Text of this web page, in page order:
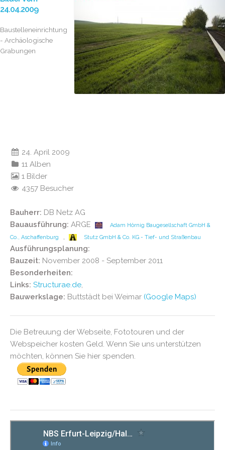
24.04.2009
Baustelleneinrichtung
- Archäologische
Grabungen
24. April 2009
11 Alben
1 Bilder
4357 Besucher
Bauherr: DB Netz AG
Bauausführung: ARGE
Adam Hörnig Baugesellschaft GmbH &
Co., Aschaffenburg
, Stutz GmbH & Co. KG - Tief- und Straßenbau
Ausführungsplanung:
Bauzeit: November 2008 - September 2011
Besonderheiten:
Links: Structurae.de,
Bauwerkslage: Buttstädt bei Weimar (Google Maps)
Die Betreuung der Webseite, Fototouren und der
Webspeicher kosten Geld. Wenn Sie uns unterstützen
möchten, können Sie hier spenden.